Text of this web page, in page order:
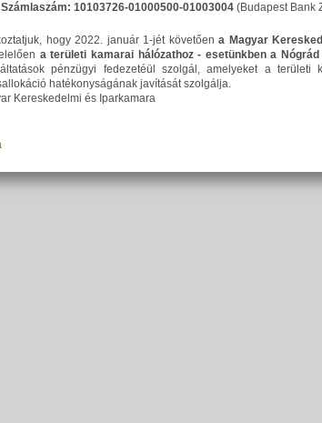
Számlaszám: 10103726-01000500-01003004 (Budapest Bank
hogy 2022. január 1-jét követőena Magyar
a területi kamarai hálózathoz - esetünkben a
pénzügyi fedezetéül szolgál, amelyeket a
hatékonyságának javítását szolgálja.
Kereskedelmi és Iparkamara